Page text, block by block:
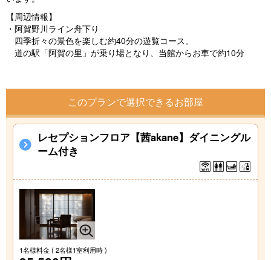
【周辺情報】
・阿賀野川ライン舟下り
四季折々の景色を楽しむ約40分の遊覧コース。
道の駅「阿賀の里」が乗り場となり、当館からお車で約10分
このプランで選択できるお部屋
レセプションフロア【茜akane】ダイニングル
ーム付き
1名様料金( 2名様1室利用時 )